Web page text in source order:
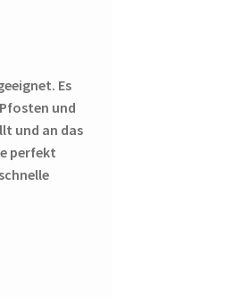
Es
und
und an das
perfekt